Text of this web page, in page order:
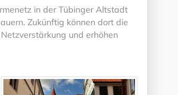
in der Tübinger Altstadt
Zukünftig können dort die
und erhöhen